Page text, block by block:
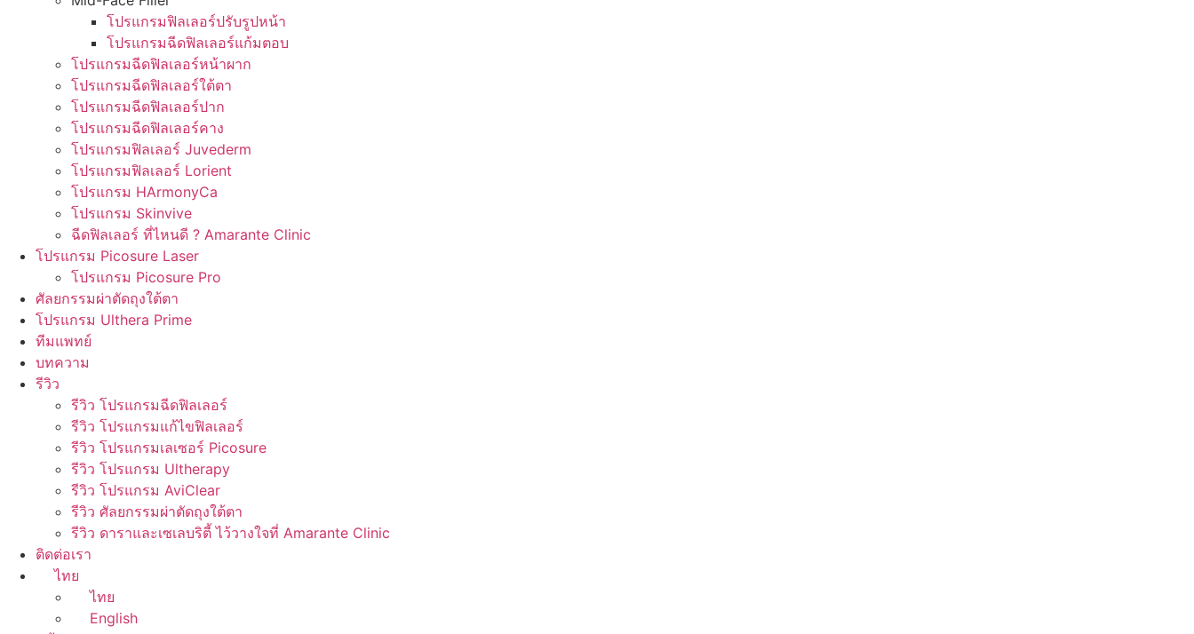
โปรแกรมฟิลเลอร์ปรับรูปหน้า
โปรแกรมฉีดฟิลเลอร์แก้มตอบ
โปรแกรมฉีดฟิลเลอร์หน้าผาก
โปรแกรมฉีดฟิลเลอร์ใต้ตา
โปรแกรมฉีดฟิลเลอร์ปาก
โปรแกรมฉีดฟิลเลอร์คาง
โปรแกรมฟิลเลอร์ Juvederm
โปรแกรมฟิลเลอร์ Lorient
โปรแกรม HArmonyCa
โปรแกรม Skinvive
ฉีดฟิลเลอร์ ที่ไหนดี ? Amarante Clinic
โปรแกรม Picosure Laser
โปรแกรม Picosure Pro
ศัลยกรรมผ่าตัดถุงใต้ตา
โปรแกรม Ulthera Prime
ทีมแพทย์
บทความ
รีวิว
รีวิว โปรแกรมฉีดฟิลเลอร์
รีวิว โปรแกรมแก้ไขฟิลเลอร์
รีวิว โปรแกรมเลเซอร์ Picosure
รีวิว โปรแกรม Ultherapy
รีวิว โปรแกรม AviClear
รีวิว ศัลยกรรมผ่าตัดถุงใต้ตา
รีวิว ดาราและเซเลบริตี้ ไว้วางใจที่ Amarante Clinic
ติดต่อเรา
ไทย
ไทย
English